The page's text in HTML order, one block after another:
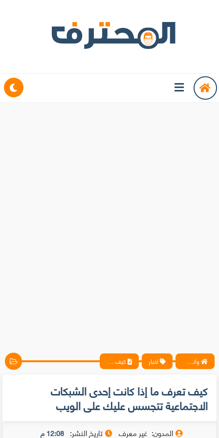
واتس آب ، فيسبوك ، أنترنت ، شروحات تقنية حصرية - المحترف اخبار كيف تعرف ما إذا كانت إحدى الشبكات الاجتماعية تتجسس عليك على الويب
كيف تعرف ما إذا كانت إحدى الشبكات
الاجتماعية تتجسس عليك على الويب
المدون: غير معرف تاريخ النشر: 12:08 م